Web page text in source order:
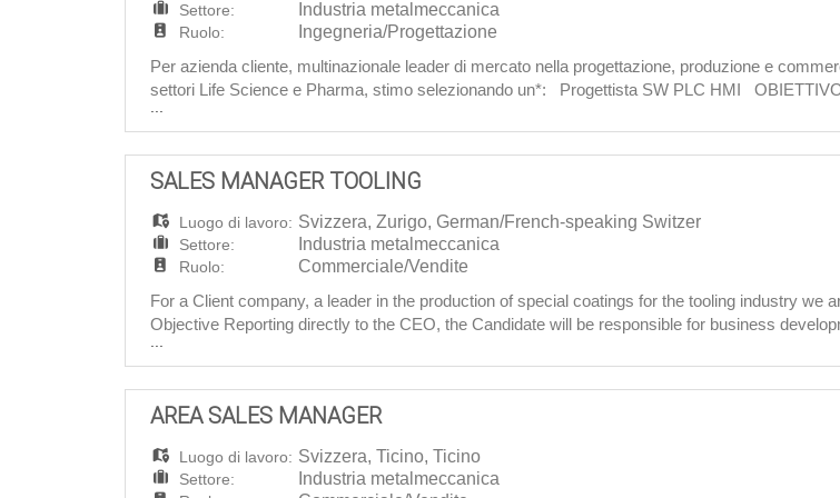
Settore: Industria metalmeccanica
Ruolo:
Ingegneria/Progettazione
Per azienda cliente, multinazionale leader di mercato nella progettazione, produzione e
settori Life Science e Pharma, stimo selezionando un*: Progettista SW PLC HMI
progettazione, è realizzare la progettazione del software dei p
SALES MANAGER TOOLING
Luogo di lavoro: Svizzera,Zurigo, German/French-speaking Switzer
Settore: Industria metalmeccanica
Ruolo:
Commerciale/Vendite
For a Client company, a leader in the production of special coatings for the tooling industry we
Objective Reporting directly to the CEO, the Candidate will be responsible for business
speaking Switzerland, France and Germany, in accordance with
AREA SALES MANAGER
Luogo di lavoro: Svizzera,Ticino,Ticino
Settore: Industria metalmeccanica